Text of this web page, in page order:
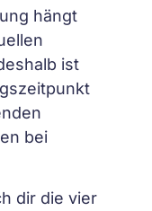
hängt
ist
bei
dir die vier